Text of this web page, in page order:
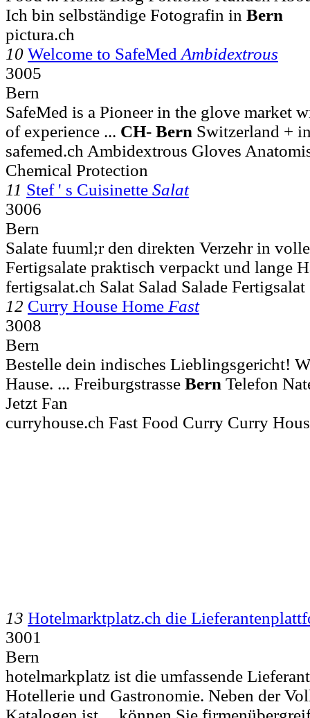
Ich bin selbständige Fotografin in Bern
pictura.ch
10 Welcome to SafeMed Ambidextrous
3005
Bern
SafeMed is a Pioneer in the glove market
of experience ... CH- Bern Switzerland +
safemed.ch Ambidextrous Gloves
Chemical Protection
11 Stef ' s Cuisinette Salat
3006
Bern
Salate fuuml;r den direkten Verzehr in
Fertigsalate praktisch verpackt und lange
fertigsalat.ch Salat Salad Salade Fertigsalat
12 Curry House Home Fast
3008
Bern
Bestelle dein indisches Lieblingsgericht!
Hause. ... Freiburgstrasse Bern Telefon
Jetzt Fan
curryhouse.ch Fast Food Curry Curry
13 Hotelmarktplatz.ch die
3001
Bern
hotelmarkplatz ist die umfassende
Hotellerie und Gastronomie. Neben der